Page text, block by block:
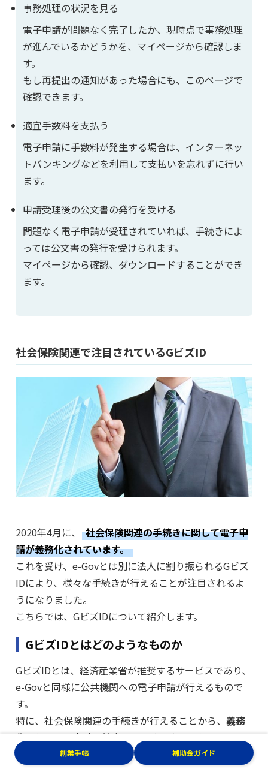
事務処理の状況を見る
電子申請が問題なく完了したか、現時点で事務処理
が進んでいるかどうかを、マイページから確認しま
す。
もし再提出の通知があった場合にも、このページで
確認できます。
適宜手数料を支払う
電子申請に手数料が発生する場合は、インターネッ
トバンキングなどを利用して支払いを忘れずに行い
ます。
申請受理後の公文書の発行を受ける
問題なく電子申請が受理されていれば、手続きによ
っては公文書の発行を受けられます。
マイページから確認、ダウンロードすることができ
ます。
社会保険関連で注目されているGビズID
2020年4月に、
社会保険関連の手続きに関して電子申
請が義務化されています。
これを受け、e-Govとは別に法人に割り振られるGビズ
IDにより、様々な手続きが行えることが注目されるよ
うになりました。
こちらでは、GビズIDについて紹介します。
GビズIDとはどのようなものか
GビズIDとは、経済産業省が推奨するサービスであり、
e-Govと同様に公共機関への電子申請が行えるもので
す。
特に、社会保険関連の手続きが行えることから、 義務
化された電子申請に対応するために注目されていま
創業手帳 補助金ガイド